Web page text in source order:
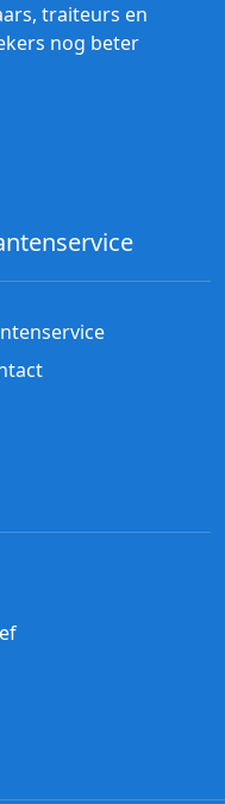
traiteurs en
nog beter